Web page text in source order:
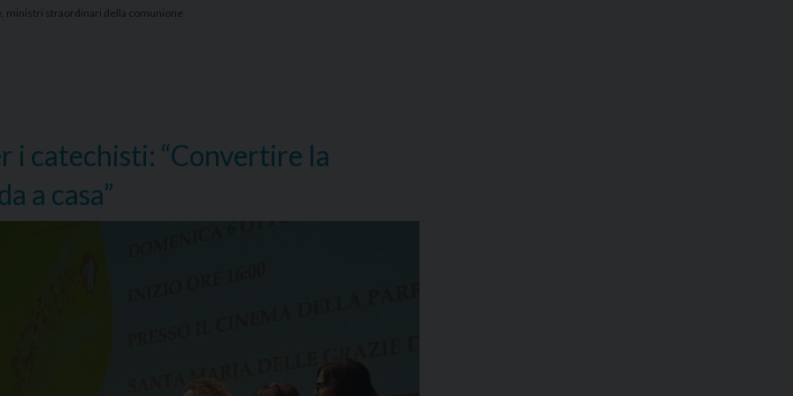
ministri straordinari della comunione
i catechisti: “Convertire la
a casa”